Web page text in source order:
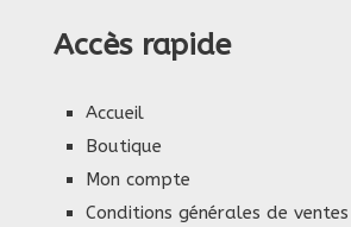
Accès rapide
Accueil
Boutique
Mon compte
Conditions générales de ventes